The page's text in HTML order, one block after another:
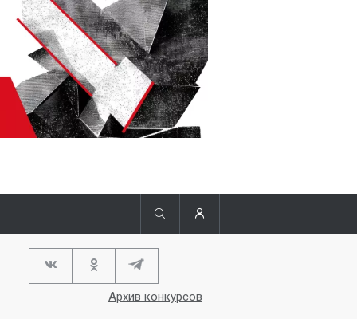
Архив конкурсов